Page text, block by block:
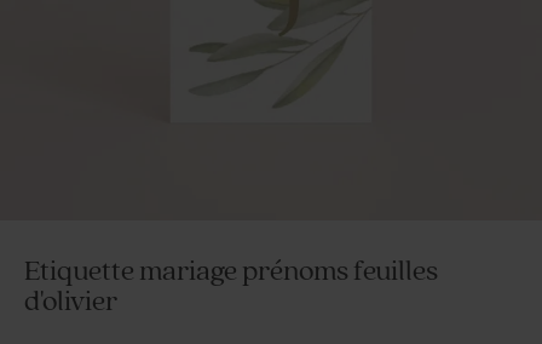
Etiquette mariage prénoms feuilles
d'olivier